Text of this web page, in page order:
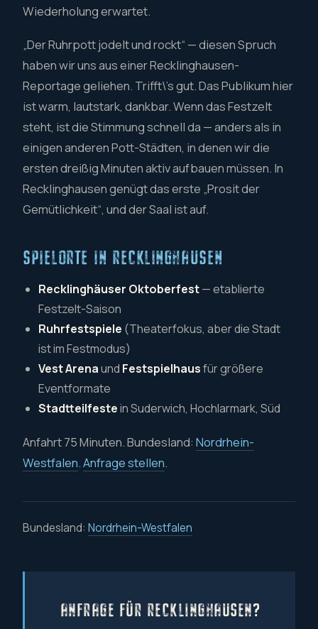
Wiederholung erwartet.
„Der Ruhrpott jodelt und rockt“ — diesen Spruch
haben wir uns aus einer Recklinghausen-
Reportage geliehen. Trifft\'s gut. Das Publikum hier
ist warm, lautstark, dankbar. Wenn das Festzelt
steht, ist die Stimmung schnell da — anders als in
einigen anderen Pott-Städten, in denen wir die
ersten dreißig Minuten aktiv aufbauen müssen. In
Recklinghausen genügt das erste „Prosit der
Gemütlichkeit“, und der Saal ist auf.
SPIELORTE IN RECKLINGHAUSEN
Recklinghäuser Oktoberfest— etablierte
Festzelt-Saison
Ruhrfestspiele (Theaterfokus, aber die Stadt
ist im Festmodus)
Vest Arenaund Festspielhausfür größere
Eventformate
Stadtteilfestein Suderwich, Hochlarmark, Süd
Anfahrt 75 Minuten. Bundesland: Nordrhein-
Westfalen.Anfrage stellen.
Bundesland: Nordrhein-Westfalen
ANFRAGE FÜR RECKLINGHAUSEN?